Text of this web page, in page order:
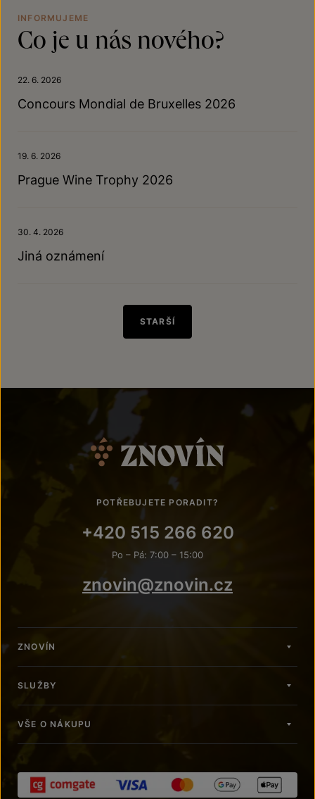
INFORMUJEME
Co je u nás nového?
22. 6. 2026
Concours Mondial de Bruxelles 2026
19. 6. 2026
Prague Wine Trophy 2026
30. 4. 2026
Jiná oznámení
STARŠÍ
POTŘEBUJETE PORADIT?
+420 515 266 620
Po – Pá: 7:00 – 15:00
znovin@znovin.cz
ZNOVÍN
SLUŽBY
VŠE O NÁKUPU